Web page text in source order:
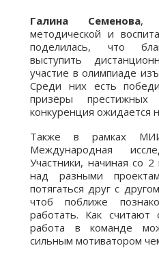
Галина Семенова,
методической и
поделилась, что
выступить
участие в олимпиаде
Среди них есть
призёры
конкуренция ожидается
Также в рамках
Международная
Участники, начиная со
над разными
потягаться друг с
чтоб поближе
работать. Как считают
работа в команде
сильным мотиватором